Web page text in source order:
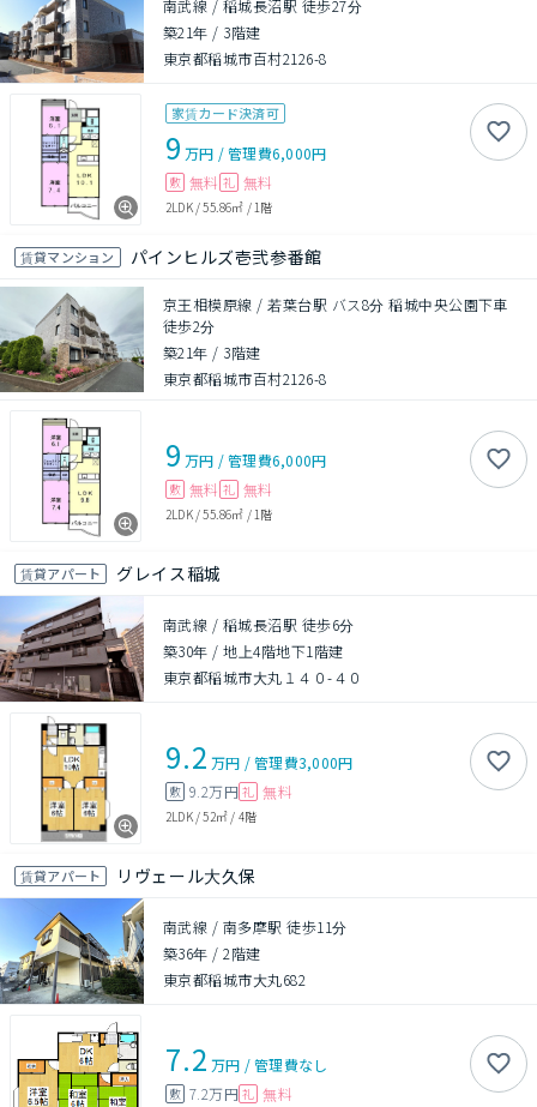
南武線 / 稲城長沼駅 徒歩27分
築21年 / 3階建
東京都稲城市百村2126-8
家賃カード決済可
9 万円 /管理費6,000円
敷 無料 礼 無料
2LDK/55.86㎡ /1階
賃貸マンション パインヒルズ壱弐参番館
京王相模原線 / 若葉台駅 バス8分 稲城中央公園下車
徒歩2分
築21年 / 3階建
東京都稲城市百村2126-8
9 万円 /管理費6,000円
敷 無料 礼 無料
2LDK/55.86㎡ / 1階
賃貸アパート グレイス稲城
南武線 / 稲城長沼駅 徒歩6分
築30年 /地上4階地下1階建
東京都稲城市大丸１４０-４０
9.2 万円 /管理費3,000円
敷 9.2万円 礼 無料
2LDK/52㎡ / 4階
賃貸アパート リヴェール大久保
南武線 / 南多摩駅 徒歩11分
築36年 /2階建
東京都稲城市大丸682
7.2 万円 /管理費なし
敷 7.2万円 礼 無料